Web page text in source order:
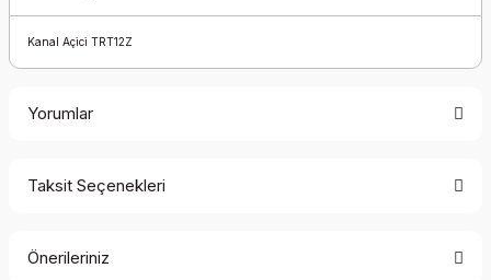
Kanal Açici TRT12Z
Yorumlar
Taksit Seçenekleri
Önerileriniz